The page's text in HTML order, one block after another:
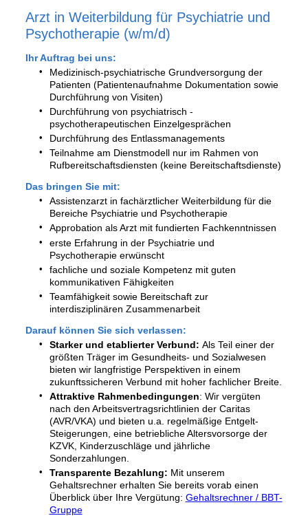
Arzt in Weiterbildung für Psychiatrie und
Psychotherapie (w/m/d)
Ihr Auftrag bei uns:
Medizinisch-psychiatrische Grundversorgung der
Patienten (Patientenaufnahme Dokumentation sowie
Durchführung von Visiten)
Durchführung von psychiatrisch -
psychotherapeutischen Einzelgesprächen
Durchführung des Entlassmanagements
Teilnahme am Dienstmodell nur im Rahmen von
Rufbereitschaftsdiensten (keine Bereitschaftsdienste)
Das bringen Sie mit:
Assistenzarzt in fachärztlicher Weiterbildung für die
Bereiche Psychiatrie und Psychotherapie
Approbation als Arzt mit fundierten Fachkenntnissen
erste Erfahrung in der Psychiatrie und
Psychotherapie erwünscht
fachliche und soziale Kompetenz mit guten
kommunikativen Fähigkeiten
Teamfähigkeit sowie Bereitschaft zur
interdisziplinären Zusammenarbeit
Darauf können Sie sich verlassen:
Starker und etablierter Verbund: Als Teil einer der
größten Träger im Gesundheits- und Sozialwesen
bieten wir langfristige Perspektiven in einem
zukunftssicheren Verbund mit hoher fachlicher Breite.
Attraktive Rahmenbedingungen: Wir vergüten
nach den Arbeitsvertragsrichtlinien der Caritas
(AVR/VKA) und bieten u.a. regelmäßige Entgelt-
Steigerungen, eine betriebliche Altersvorsorge der
KZVK, Kinderzuschläge und jährliche
Sonderzahlungen.
Transparente Bezahlung: Mit unserem
Gehaltsrechner erhalten Sie bereits vorab einen
Überblick über Ihre Vergütung: Gehaltsrechner / BBT-
Gruppe